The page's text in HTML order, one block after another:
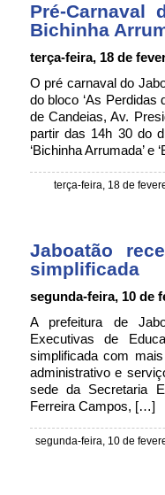
Pré-Carnaval
Bichinha
terça-feira, 18 de
O pré carnaval do
do bloco ‘As Perdidas
de Candeias, Av.
partir das 14h 30 do
‘Bichinha Arrumada’ e
terça-feira, 18 de
Jaboatão
simplificada
segunda-feira, 10 de
A prefeitura de
Executivas de
simplificada com
administrativo e
sede da Secretaria
Ferreira Campos, […]
segunda-feira, 10 de